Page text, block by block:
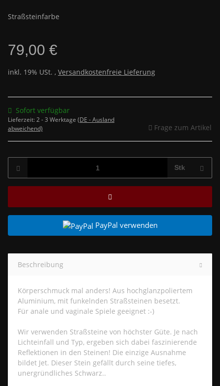
Straßsteinfarbe
79,00 €
inkl. 19% USt. , Versandkostenfreie Lieferung
Sofort verfügbar
Lieferzeit:2 - 3 Werktage (DE - Ausland
abweichend)
Frage zum Artikel
Stk
PayPal verwenden
Beschreibung
Körperschmuck mal anders! Aus hochglanzpoliertem
Aluminium, mit funkelnden Straßsteinen besetzt.
Für anale und vaginale Spiele geeignet :-)
Wir verwenden Straßsteine von höchster Güte. Je nach
Lichteinfall und Typ, ergeben sich dabei faszinierende
Reflektionen in den Steinen! Die einzige Ausnahme
bildet Jet. Dieser Stein gefällt durch seine tiefes,
unergründliches Schwarz..